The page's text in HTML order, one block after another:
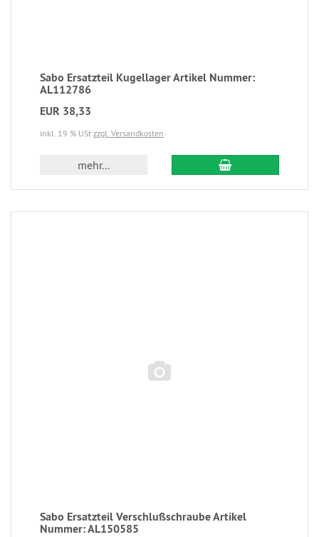
Sabo Ersatzteil Kugellager Artikel Nummer:
AL112786
EUR 38,33
inkl. 19 % USt zzgl. Versandkosten
mehr...
Sabo Ersatzteil Verschlußschraube Artikel
Nummer: AL150585